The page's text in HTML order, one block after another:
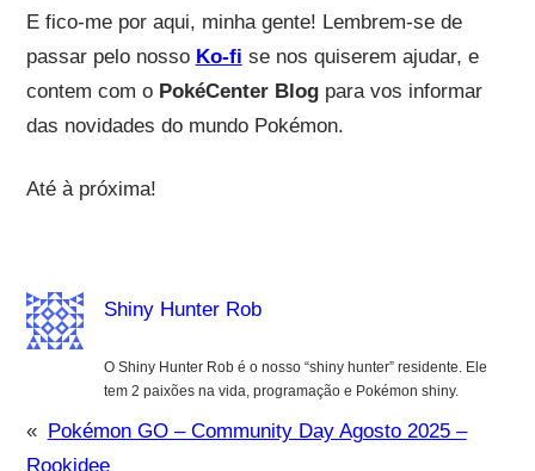
E fico-me por aqui, minha gente! Lembrem-se de
passar pelo nosso Ko-fi se nos quiserem ajudar, e
contem com o PokéCenter Blogpara vos informar
das novidades do mundo Pokémon.
Até à próxima!
Shiny Hunter Rob
O Shiny Hunter Rob é o nosso “shiny hunter” residente. Ele
tem 2 paixões na vida, programação e Pokémon shiny.
« Pokémon GO – Community Day Agosto 2025 –
Rookidee